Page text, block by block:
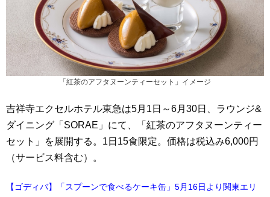
「紅茶のアフタヌーンティーセット」イメージ
吉祥寺エクセルホテル東急は5月1日～6月30日、ラウンジ&
ダイニング「SORAE」にて、「紅茶のアフタヌーンティー
セット」を展開する。1日15食限定。価格は税込み6,000円
（サービス料含む）。
【ゴディバ】「スプーンで食べるケーキ缶」5月16日より関東エリ